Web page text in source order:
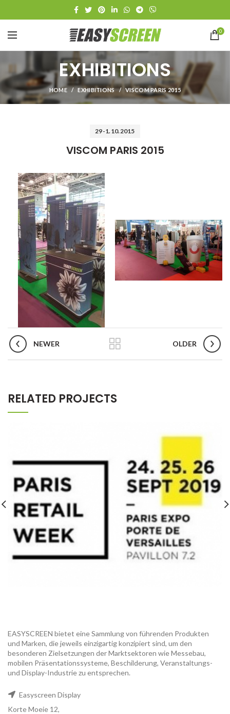
0
EXHIBITIONS
HOME EXHIBITIONS VISCOM PARIS 2015
29-1.10.2015
VISCOM PARIS 2015
NEWER OLDER
RELATED PROJECTS
EASYSCREEN bietet eine Sammlung von führenden Produkten
und Marken, die jeweils einzigartig konzipiert sind, um den
besonderen Zielsetzungen der Marktsektoren wie Messebau,
mobilen Präsentationssysteme, Beschilderung, Veranstaltungs-
und Display-Industrie zu entsprechen.
Easyscreen Display
Korte Moeie 12,